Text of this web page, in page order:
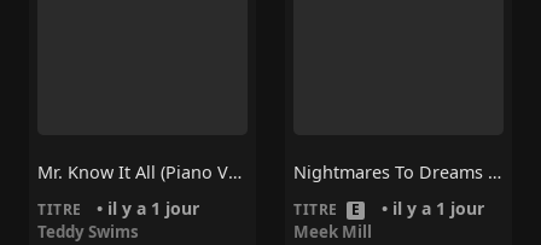
Mr. Know It All (Piano Version) – Teddy Swims
TITRE • il y a 1 jour
Teddy Swims
Nightmares To Dreams • Meek Mill
TITRE E • il y a 1 jour
Meek Mill